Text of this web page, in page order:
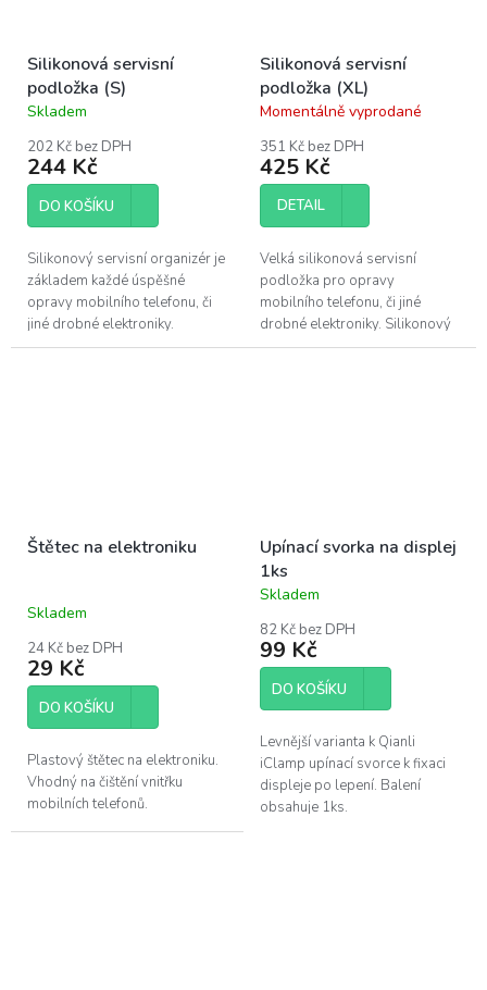
Silikonová servisní
podložka (S)
Průměrné
produktu
je
5,0
hvězdiček.
Skladem
202 Kč bez DPH
244 Kč
DO KOŠÍKU
Silikonový servisní organizér je
základem každé úspěšné
opravy mobilního telefonu, či
jiné drobné elektroniky.
Silikonový materiál zajišťuje
Silikonová servisní
podložka (XL)
Průměrné
produktu
je
4,5
hvězdiček.
Momentálně vyprodané
351 Kč bez DPH
425 Kč
DETAIL
Velká silikonová servisní
podložka pro opravy
mobilního telefonu, či jiné
drobné elektroniky. Silikonový
materiál zajišťuje nekluzký
Štětec na elektroniku
Skladem
24 Kč bez DPH
29 Kč
DO KOŠÍKU
Plastový štětec na elektroniku.
Vhodný na čištění vnitřku
mobilních telefonů.
Upínací svorka na displej
1ks
Průměrné
produktu
je
5,0
hvězdiček.
Skladem
82 Kč bez DPH
99 Kč
DO KOŠÍKU
Levnější varianta k Qianli
iClamp upínací svorce k fixaci
displeje po lepení. Balení
obsahuje 1ks.